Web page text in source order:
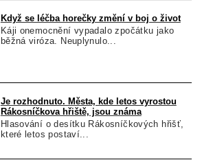
Když se léčba horečky změní v boj o život
Káji onemocnění vypadalo zpočátku jako
běžná viróza. Neuplynulo...
Je rozhodnuto. Města, kde letos vyrostou
Rákosníčkova hřiště, jsou známa
Hlasování o desítku Rákosníčkových hřišť,
které letos postaví...